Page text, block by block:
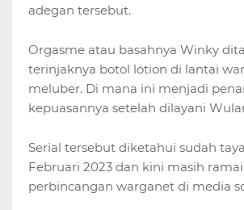
adegan tersebut.
Orgasme atau basahnya Winky
terinjaknya botol lotion di lantai
meluber. Di mana ini menjadi
kepuasannya setelah dilayani
Serial tersebut diketahui sudah
Februari 2023 dan kini masih
perbincangan warganet di media